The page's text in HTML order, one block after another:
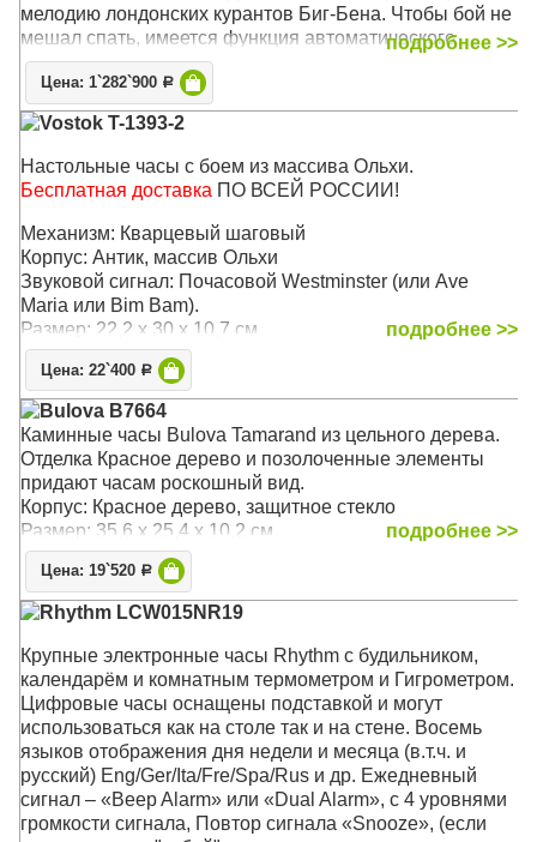
мелодию лондонских курантов Биг-Бена. Чтобы бой не
мешал спать, имеется функция автоматического
ночного отключения
Корпус: Чёрный, полированное дерево, хрустальный
купол
Размер: 35 х 29 х 29 см
подробнее >>
Цена: 1`282`900 Р
Vostok T-1393-2
Настольные часы с боем из массива Ольхи.
Бесплатная доставка ПО ВСЕЙ РОССИИ!
Механизм: Кварцевый шаговый
Корпус: Антик, массив Ольхи
Звуковой сигнал: Почасовой Westminster (или Ave
Maria или Bim Bam).
Размер: 22,2 х 30 x 10,7 см
подробнее >>
Цена: 22`400 Р
Bulova B7664
Каминные часы Bulova Tamarand из цельного дерева.
Отделка Красное дерево и позолоченные элементы
придают часам роскошный вид.
Корпус: Красное дерево, защитное стекло
Размер: 35,6 х 25,4 х 10,2 см
подробнее >>
Цена: 19`520 Р
Rhythm LCW015NR19
Крупные электронные часы Rhythm с будильником,
календарём и комнатным термометром и Гигрометром.
Цифровые часы оснащены подставкой и могут
использоваться как на столе так и на стене. Восемь
языков отображения дня недели и месяца (в.т.ч. и
русский) Eng/Ger/Ita/Fre/Spa/Rus и др. Ежедневный
сигнал – «Beep Alarm» или «Dual Alarm», с 4 уровнями
громкости сигнала, Повтор сигнала «Snooze», (если